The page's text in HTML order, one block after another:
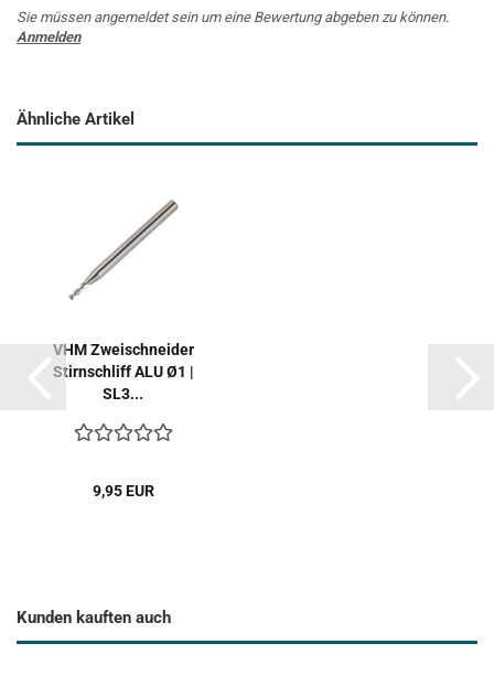
Sie müssen angemeldet sein um eine Bewertung abgeben zu können.
Anmelden
Ähnliche Artikel
VHM Zweischneider
Stirnschliff ALU Ø1 |
SL3...
9,95 EUR
Kunden kauften auch